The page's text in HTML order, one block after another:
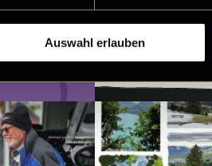
Auswahl erlauben
Corporate Design